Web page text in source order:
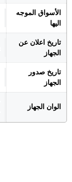
الأسواق الموجه
اليها
تاريخ اعلان عن
الجهاز
تاريخ صدور
الجهاز
الوان الجهاز